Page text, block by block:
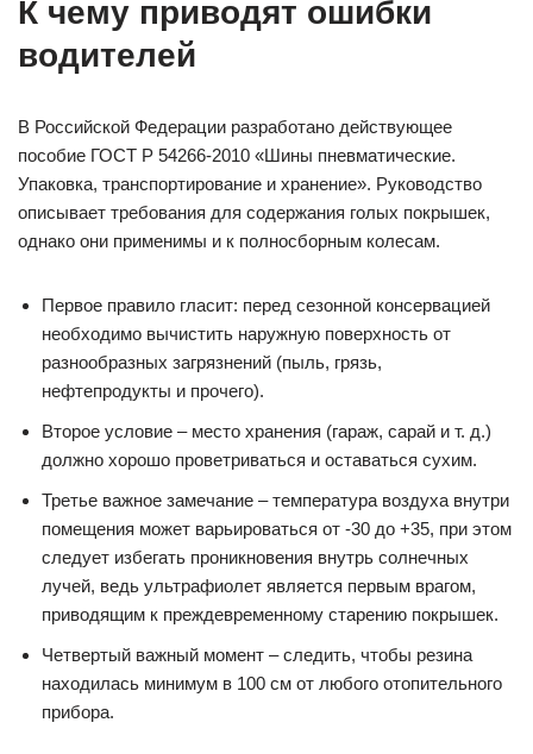
К чему приводят ошибки
водителей
В Российской Федерации разработано действующее
пособие ГОСТ Р 54266-2010 «Шины пневматические.
Упаковка, транспортирование и хранение». Руководство
описывает требования для содержания голых покрышек,
однако они применимы и к полносборным колесам.
Первое правило гласит: перед сезонной консервацией
необходимо вычистить наружную поверхность от
разнообразных загрязнений (пыль, грязь,
нефтепродукты и прочего).
Второе условие – место хранения (гараж, сарай и т. д.)
должно хорошо проветриваться и оставаться сухим.
Третье важное замечание – температура воздуха внутри
помещения может варьироваться от -30 до +35, при этом
следует избегать проникновения внутрь солнечных
лучей, ведь ультрафиолет является первым врагом,
приводящим к преждевременному старению покрышек.
Четвертый важный момент – следить, чтобы резина
находилась минимум в 100 см от любого отопительного
прибора.